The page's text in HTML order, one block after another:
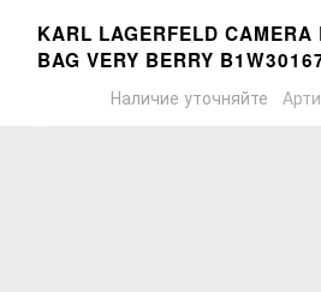
KARL LAGERFELD CAMERA
BAG VERY BERRY
Наличие уточняйте